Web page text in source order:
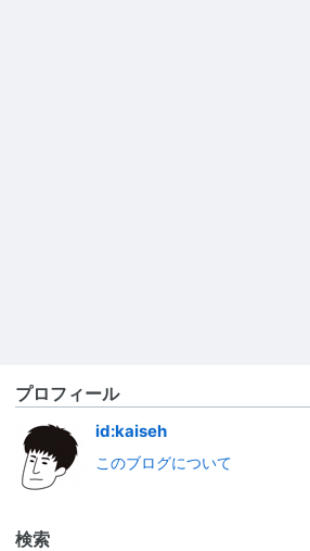
プロフィール
id:kaiseh
このブログについて
検索